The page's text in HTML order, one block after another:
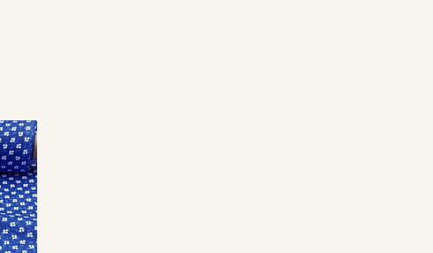
Секретная рассылка от